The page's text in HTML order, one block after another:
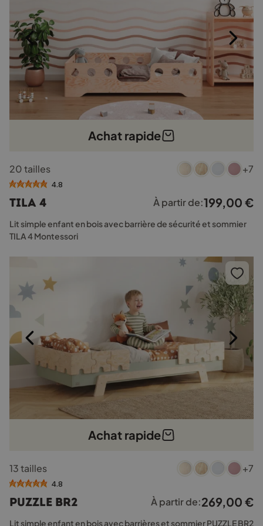
produit
Achat rapide
produit
a
variations.
Les
options
être
page
du
produit
20 tailles +7
4.8
TILA 4 À partir de:199,00 €
Lit simple enfant en bois avec barrière de sécurité et sommier
TILA 4 Montessori
Achat rapide
produit
a
variations.
Les
13 tailles +7
4.8
PUZZLE BR2 À partir de:269,00 €
Lit simple enfant en bois avec barrières et sommier PUZZLE BR2